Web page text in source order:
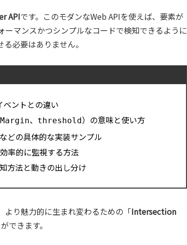
APIです。このモダンなWeb APIを使えば、要素が
マンスかつシンプルなコードで検知できるように
必要はありません。
ントとの違い
、 threshold ）の意味と使い方
どの具体的な実装サンプル
率的に監視する方法
方法と動きの出し分け
より魅力的に生まれ変わるための「Intersection
できます。